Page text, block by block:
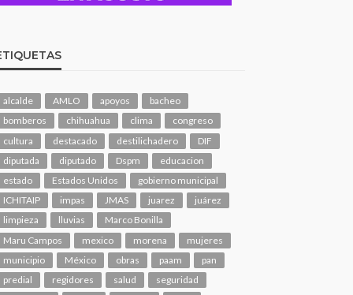
alcalde AMLO apoyos
bacheo
bomberos
chihuahua clima
congreso
cultura
destacado destilichadero
DIF
diputada
diputado Dspm
educacion
estado
Estados Unidos
gobierno municipal
ICHITAIP
impas JMAS juarez
juárez
limpieza
lluvias
Marco Bonilla
Maru Campos
mexico morena
mujeres
municipio
México obras paam
pan
predial
regidores salud
seguridad